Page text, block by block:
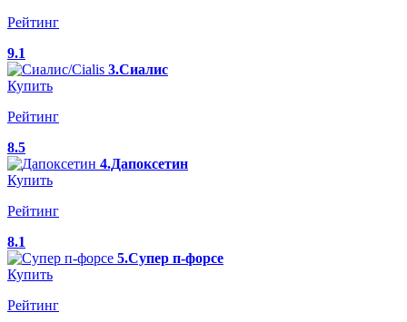
Рейтинг
9.1
3.Сиалис
Купить
Рейтинг
8.5
4.Дапоксетин
Купить
Рейтинг
8.1
5.Супер п-форсе
Купить
Рейтинг